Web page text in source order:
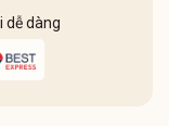
dễ dàng